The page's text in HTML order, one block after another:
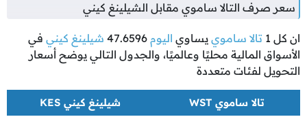
سعر صرف التالا ساموي مقابل الشيلينغ كيني
ان كل 1 تالا ساموي يساوي اليوم 47.6596 شيلينغ كيني في
الأسواق المالية محليًا وعالميًا، والجدول التالي يوضح أسعار
التحويل لفئات متعددة
تالا ساموي WST شيلينغ كيني KES